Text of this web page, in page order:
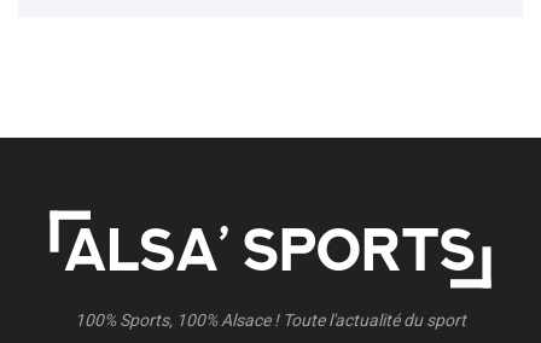
100% Sports, 100% Alsace ! Toute l'actualité du sport